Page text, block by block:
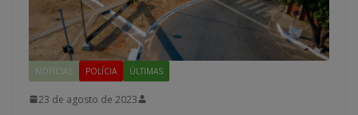
NOTÍCIAS POLÍCIA ÚLTIMAS
23 de agosto de 2023